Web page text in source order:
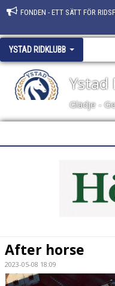
FONDEN - ETT SÄTT FÖR
YSTAD RIDKLUBB
Ystad
Glädje -
PERSONAL
After horse
2023-05-08 18:09